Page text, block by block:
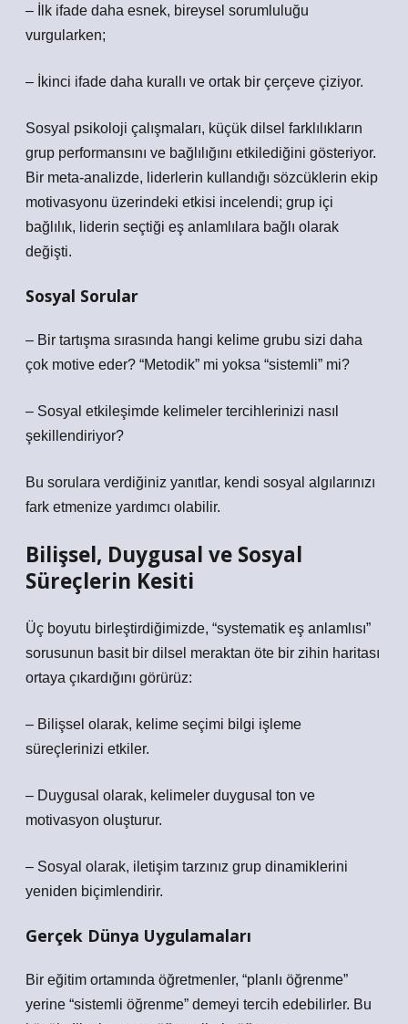
– İlk ifade daha esnek, bireysel sorumluluğu
vurgularken;
– İkinci ifade daha kurallı ve ortak bir çerçeve çiziyor.
Sosyal psikoloji çalışmaları, küçük dilsel farklılıkların
grup performansını ve bağlılığını etkilediğini gösteriyor.
Bir meta-analizde, liderlerin kullandığı sözcüklerin ekip
motivasyonu üzerindeki etkisi incelendi; grup içi
bağlılık, liderin seçtiği eş anlamlılara bağlı olarak
değişti.
Sosyal Sorular
– Bir tartışma sırasında hangi kelime grubu sizi daha
çok motive eder? “Metodik” mi yoksa “sistemli” mi?
– Sosyal etkileşimde kelimeler tercihlerinizi nasıl
şekillendiriyor?
Bu sorulara verdiğiniz yanıtlar, kendi sosyal algılarınızı
fark etmenize yardımcı olabilir.
Bilişsel, Duygusal ve Sosyal
Süreçlerin Kesiti
Üç boyutu birleştirdiğimizde, “systematik eş anlamlısı”
sorusunun basit bir dilsel meraktan öte bir zihin haritası
ortaya çıkardığını görürüz:
– Bilişsel olarak, kelime seçimi bilgi işleme
süreçlerinizi etkiler.
– Duygusal olarak, kelimeler duygusal ton ve
motivasyon oluşturur.
– Sosyal olarak, iletişim tarzınız grup dinamiklerini
yeniden biçimlendirir.
Gerçek Dünya Uygulamaları
Bir eğitim ortamında öğretmenler, “planlı öğrenme”
yerine “sistemli öğrenme” demeyi tercih edebilirler. Bu